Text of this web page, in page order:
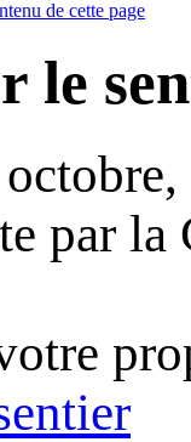
le
par la